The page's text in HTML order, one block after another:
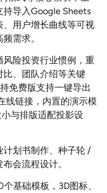
导入Google Sheets
用户增长曲线等可视
需求。
风险投资行业惯例，重
比、团队介绍等关键
免费版支持一键导出
线链接，内置的演示模
与排版适配投影设
计划书制作、种子轮 /
会流程设计。
基础模板，3D图标、